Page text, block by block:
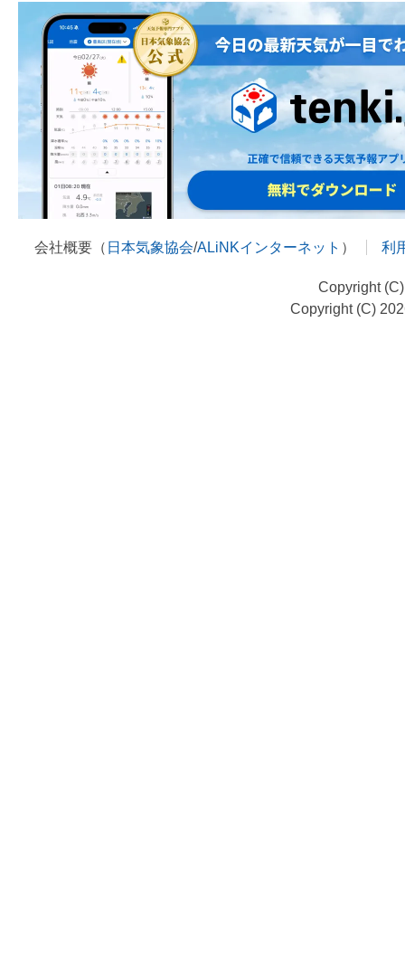
会社概要（ 日本気象協会/ALiNKインターネット ） 利
Copyright
Copyright (C)